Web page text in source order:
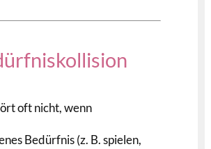
oft nicht, wenn
Bedürfnis (z. B. spielen,